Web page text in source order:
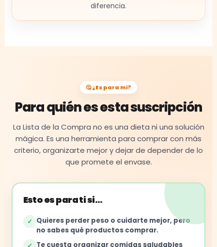
diferencia.
🤔 ¿Es para mí?
Para quién es esta suscripción
La Lista de la Compra no es una dieta ni una solución
mágica. Es una herramienta para comprar con más
criterio, organizarte mejor y dejar de depender de lo
que promete el envase.
Esto es para ti si…
✓ Quieres perder peso o cuidarte mejor, pero
no sabes qué productos comprar.
Te cuesta organizar comidas saludables